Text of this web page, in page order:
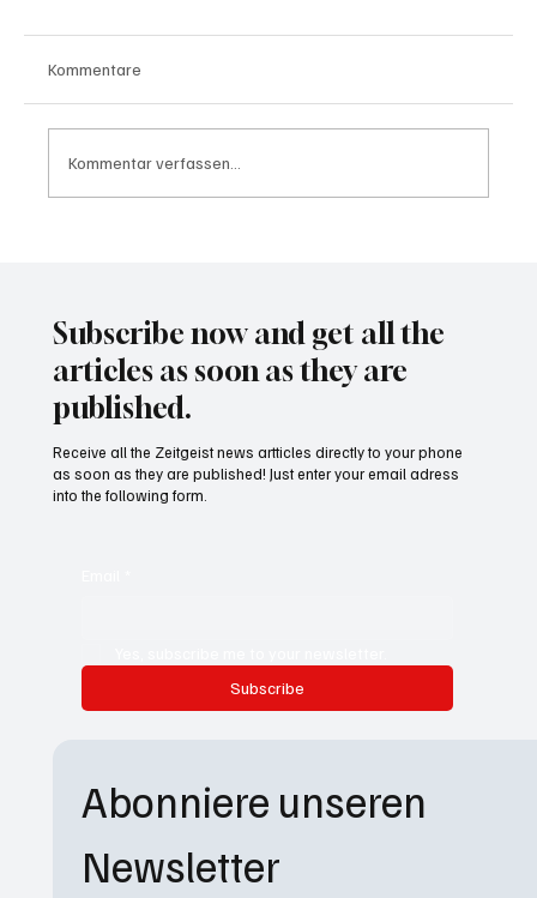
Kommentare
Kommentar verfassen...
Subscribe now and get all the
articles as soon as they are
published.
Subscribe
Receive all the Zeitgeist news artticles directly to your phone
as soon as they are published! Just enter your email adress
into the following form.
Abonniere unseren
Newsletter